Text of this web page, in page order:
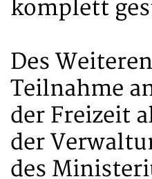
komplett
Des
Teilnahme
der Freizeit
der
des